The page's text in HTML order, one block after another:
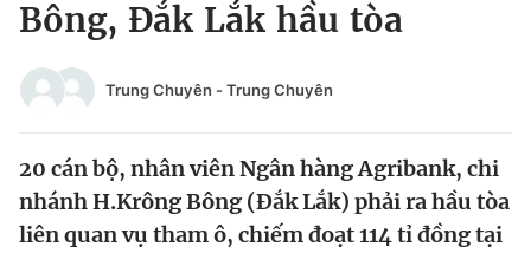
Chào ngày mới
Video Magazine
Tin đã xem
Đăng xuất
Bông, Đắk Lắk hầu tòa
Trung Chuyên - Trung Chuyên
20 cán bộ, nhân viên Ngân hàng Agribank, chi
nhánh H.Krông Bông (Đắk Lắk) phải ra hầu tòa
liên quan vụ tham ô, chiếm đoạt 114 tỉ đồng tại